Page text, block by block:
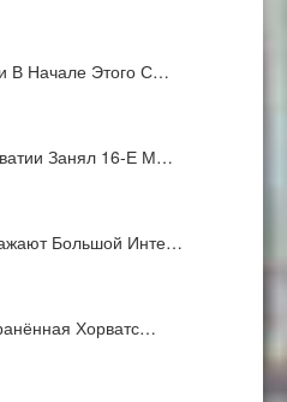
В Начале Этого С…
Занял 16-Е М…
Большой Инте…
Хорватс…